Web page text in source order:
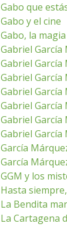
Gabo que
Gabo y el cine
Gabo, la
Gabriel
Gabriel
Gabriel García
Gabriel García
Gabriel García
Gabriel
Gabriel García
García
García
GGM y los
Hasta
La Bendita
La Cartagena